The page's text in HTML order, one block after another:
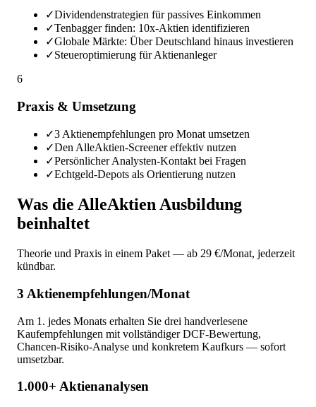
✓Dividendenstrategien für passives Einkommen
✓Tenbagger finden: 10x-Aktien identifizieren
✓Globale Märkte: Über Deutschland hinaus investieren
✓Steueroptimierung für Aktienanleger
6
Praxis & Umsetzung
✓3 Aktienempfehlungen pro Monat umsetzen
✓Den AlleAktien-Screener effektiv nutzen
✓Persönlicher Analysten-Kontakt bei Fragen
✓Echtgeld-Depots als Orientierung nutzen
Was die AlleAktien Ausbildung
beinhaltet
Theorie und Praxis in einem Paket — ab 29 €/Monat, jederzeit
kündbar.
3 Aktienempfehlungen/Monat
Am 1. jedes Monats erhalten Sie drei handverlesene
Kaufempfehlungen mit vollständiger DCF-Bewertung,
Chancen-Risiko-Analyse und konkretem Kaufkurs — sofort
umsetzbar.
1.000+ Aktienanalysen